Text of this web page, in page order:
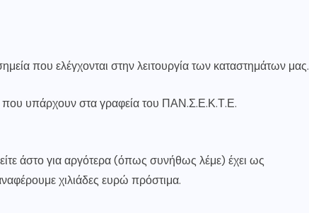
που ελέγχονται στην λειτουργία των καταστημάτων μας.
που υπάρχουν στα γραφεία του ΠΑΝ.Σ.Ε.Κ.Τ.Ε.
άστο για αργότερα (όπως συνήθως λέμε) έχει ως
χιλιάδες ευρώ πρόστιμα.